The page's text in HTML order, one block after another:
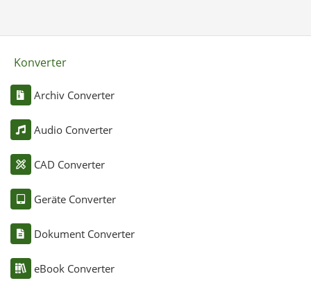
Konverter
Archiv Converter
Audio Converter
CAD Converter
Geräte Converter
Dokument Converter
eBook Converter